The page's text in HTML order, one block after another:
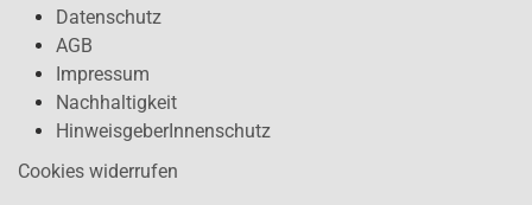
Datenschutz
AGB
Impressum
Nachhaltigkeit
HinweisgeberInnenschutz
Cookies widerrufen